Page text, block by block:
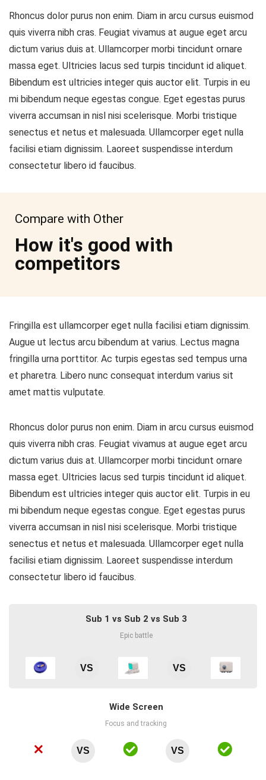
Rhoncus dolor purus non enim. Diam in arcu cursus euismod
quis viverra nibh cras. Feugiat vivamus at augue eget arcu
dictum varius duis at. Ullamcorper morbi tincidunt ornare
massa eget. Ultricies lacus sed turpis tincidunt id aliquet.
Bibendum est ultricies integer quis auctor elit. Turpis in eu
mi bibendum neque egestas congue. Eget egestas purus
viverra accumsan in nisl nisi scelerisque. Morbi tristique
senectus et netus et malesuada. Ullamcorper eget nulla
facilisi etiam dignissim. Laoreet suspendisse interdum
consectetur libero id faucibus.
Compare with Other
How it's good with
competitors
Fringilla est ullamcorper eget nulla facilisi etiam dignissim.
Augue ut lectus arcu bibendum at varius. Lectus magna
fringilla urna porttitor. Ac turpis egestas sed tempus urna
et pharetra. Libero nunc consequat interdum varius sit
amet mattis vulputate.
Rhoncus dolor purus non enim. Diam in arcu cursus euismod
quis viverra nibh cras. Feugiat vivamus at augue eget arcu
dictum varius duis at. Ullamcorper morbi tincidunt ornare
massa eget. Ultricies lacus sed turpis tincidunt id aliquet.
Bibendum est ultricies integer quis auctor elit. Turpis in eu
mi bibendum neque egestas congue. Eget egestas purus
viverra accumsan in nisl nisi scelerisque. Morbi tristique
senectus et netus et malesuada. Ullamcorper eget nulla
facilisi etiam dignissim. Laoreet suspendisse interdum
consectetur libero id faucibus.
Sub 1 vs Sub 2 vs Sub 3
Epic battle
VS VS
Wide Screen
Focus and tracking
VS VS